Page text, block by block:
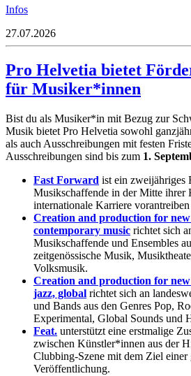
Infos
27.07.2026
Pro Helvetia bietet
für Musiker*innen
Bist du als Musiker*in mit Bezug zur
Musik bietet Pro Helvetia sowohl
als auch Ausschreibungen mit festen
Ausschreibungen sind bis zum 1.
Fast Forward ist ein zweijähriges
Musikschaffende in der Mitte ihrer
internationale Karriere
Creation and production for
contemporary music richtet sich
Musikschaffende und Ensembles
zeitgenössische Musik,
Volksmusik.
Creation and production for
jazz, global richtet sich an
und Bands aus den Genres Pop,
Experimental, Global Sounds und
Feat. unterstützt eine erstmalige
zwischen Künstler*innen aus der
Clubbing-Szene mit dem Ziel einer
Veröffentlichung.